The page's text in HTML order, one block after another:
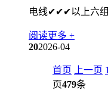
电线✔✔✔以上六
阅读更多 +
202026-04
首页 上一页 1
页479条